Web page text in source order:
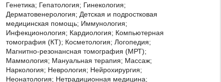
Генетика; Гепатология; Гинекология;
Дерматовенерология; Детская и подростковая
медицинская помощь; Иммунология;
Инфекционология; Кардиология; Компьютерная
томография (КТ); Косметология; Логопедия;
Магнитно-резонансная томография (МРТ);
Маммология; Мануальная терапия; Массаж;
Наркология; Неврология; Нейрохирургия;
Неонатология; Нетрадиционная медицина;